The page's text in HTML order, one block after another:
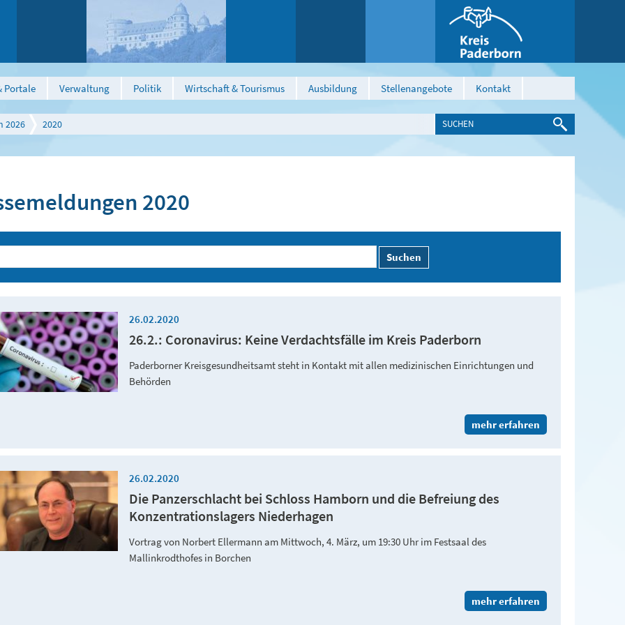
Portale Verwaltung Politik Wirtschaft & Tourismus Ausbildung Stellenangebote Kontakt
2026 2020
2020
Suchen
26.02.2020
26.2.: Coronavirus: Keine Verdachtsfälle im Kreis Paderborn
Paderborner Kreisgesundheitsamt steht in Kontakt mit allen medizinischen Einrichtungen und
Behörden
mehr erfahren
26.02.2020
Die Panzerschlacht bei Schloss Hamborn und die Befreiung des
Konzentrationslagers Niederhagen
Vortrag von Norbert Ellermann am Mittwoch, 4. März, um 19:30 Uhr im Festsaal des
Mallinkrodthofes in Borchen
mehr erfahren